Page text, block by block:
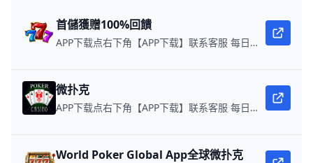
首儲獲贈100%回饋
APP下载点右下角【APP下载】联系客服 每日更新可用链接 每日保底獎池10,000美金
微扑克
APP下载点右下角【APP下载】联系客服 每日更新可用链接 微扑克 WPK真人在线约局，领WPK钻石。
World Poker Global App全球微扑克